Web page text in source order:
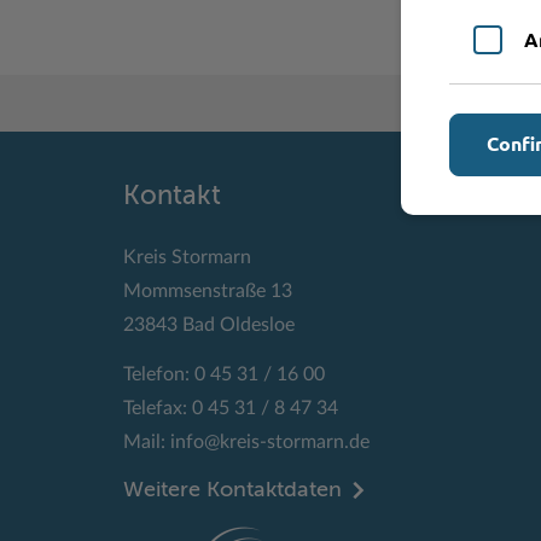
Kontakt
Kreis Stormarn
Mommsenstraße 13
23843 Bad Oldesloe
Telefon: 0 45 31 / 16 00
Telefax: 0 45 31 / 8 47 34
Mail: info@kreis-stormarn.de
Weitere Kontaktdaten